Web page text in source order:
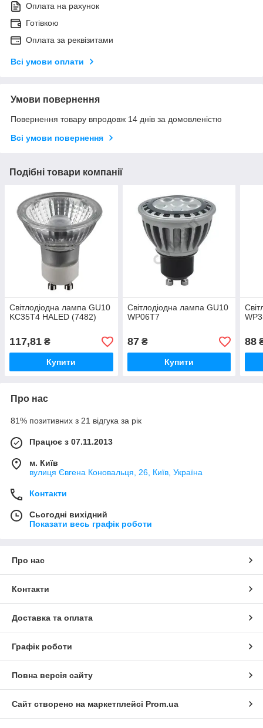
Оплата на рахунок
Готівкою
Оплата за реквізитами
Всі умови оплати
Умови повернення
Повернення товару впродовж 14 днів за домовленістю
Всі умови повернення
Подібні товари компанії
Світлодіодна лампа GU10
KC35T4 HALED (7482)
117,81 ₴
Купити
Світлодіодна лампа GU10
WP06T7
87₴
Купити
88
Про нас
81% позитивних з 21 відгука за рік
Працює з 07.11.2013
м. Київ
вулиця Євгена Коновальця, 26, Київ, Україна
Контакти
Сьогодні вихідний
Показати весь графік роботи
Про нас
Контакти
Доставка та оплата
Графік роботи
Повна версія сайту
Сайт створено на маркетплейсі Prom.ua